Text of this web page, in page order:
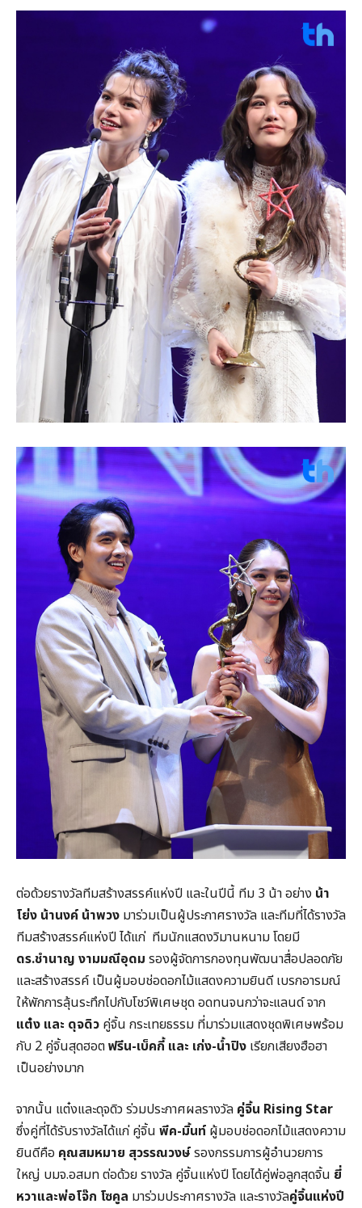
ต่อด้วยรางวัลทีมสร้างสรรค์แห่งปี และในปีนี้ ทีม 3 น้า อย่าง น้า
โย่ง น้านงค์ น้าพวง มาร่วมเป็นผู้ประกาศรางวัล และทีมที่ได้รางวัล
ทีมสร้างสรรค์แห่งปี ได้แก่ ทีมนักแสดงวิมานหนาม โดยมี
ดร.ชำนาญ งามมณีอุดม รองผู้จัดการกองทุนพัฒนาสื่อปลอดภัย
และสร้างสรรค์ เป็นผู้มอบช่อดอกไม้แสดงความยินดี เบรกอารมณ์
ให้พักการลุ้นระทึกไปกับโชว์พิเศษชุด อดทนจนกว่าจะแลนด์ จาก
แต๋ง และ ดุจดิว คู่จิ้น กระเทยธรรม ที่มาร่วมแสดงชุดพิเศษพร้อม
กับ 2 คู่จิ้นสุดฮอตฟรีน-เบ็คกี้ และ เก่ง-น้ำปิง เรียกเสียงฮือฮา
เป็นอย่างมาก
จากนั้น แต๋งและดุจดิว ร่วมประกาศผลรางวัล คู่จิ้น Rising Star
ซึ่งคู่ที่ได้รับรางวัลได้แก่ คู่จิ้น พีค-มิ้นท์ ผู้มอบช่อดอกไม้แสดงความ
ยินดีคือ คุณสมหมาย สุวรรณวงษ์รองกรรมการผู้อำนวยการ
ใหญ่ บมจ.อสมท ต่อด้วย รางวัล คู่จิ้นแห่งปี โดยได้คู่พ่อลูกสุดจิ้น ยี่
หวาและพ่อโจ๊ก โซคูล มาร่วมประกาศรางวัล และรางวัลคู่จิ้นแห่งปี